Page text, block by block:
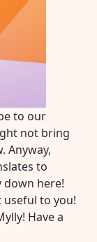
to our
not bring
Anyway,
to
down here!
to you!
Have a